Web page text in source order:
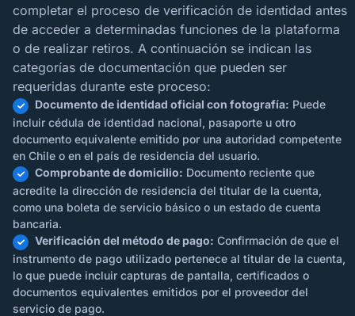
completar el proceso de verificación de identidad antes
de acceder a determinadas funciones de la plataforma
o de realizar retiros. A continuación se indican las
categorías de documentación que pueden ser
requeridas durante este proceso:
Documento de identidad oficial con fotografía: Puede
incluir cédula de identidad nacional, pasaporte u otro
documento equivalente emitido por una autoridad competente
en Chile o en el país de residencia del usuario.
Comprobante de domicilio: Documento reciente que
acredite la dirección de residencia del titular de la cuenta,
como una boleta de servicio básico o un estado de cuenta
bancaria.
Verificación del método de pago: Confirmación de que el
instrumento de pago utilizado pertenece al titular de la cuenta,
lo que puede incluir capturas de pantalla, certificados o
documentos equivalentes emitidos por el proveedor del
servicio de pago.